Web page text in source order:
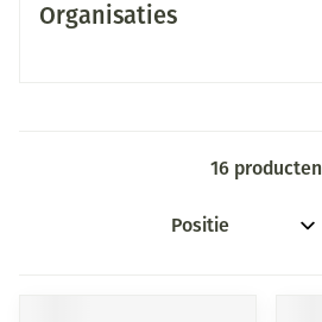
Organisaties
16 producten
Sorteer op: